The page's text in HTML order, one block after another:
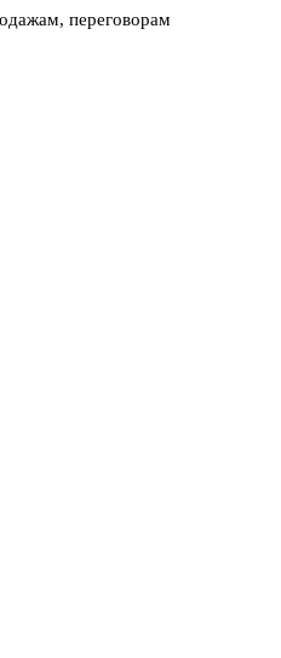
переговорам